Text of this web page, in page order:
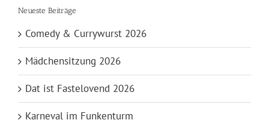
Neueste Beiträge
Comedy & Currywurst 2026
Mädchensitzung 2026
Dat ist Fastelovend 2026
Karneval im Funkenturm